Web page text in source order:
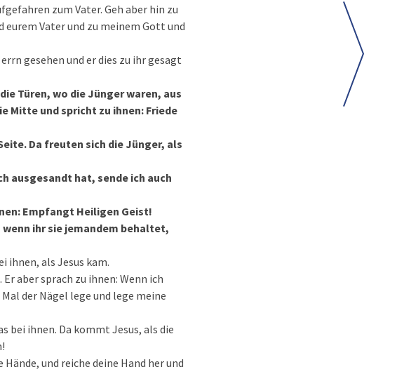
zum Vater. Geh aber hin zu
eurem Vater und zu meinem Gott und
gesehen und er dies zu ihr gesagt
Türen, wo die Jünger waren, aus
Mitte und spricht zu ihnen: Friede
Da freuten sich die Jünger, als
ausgesandt hat, sende ich auch
Empfangt Heiligen Geist!
wenn ihr sie jemandem behaltet,
ihnen, als Jesus kam.
aber sprach zu ihnen: Wenn ich
der Nägel lege und lege meine
bei ihnen. Da kommt Jesus, als die
und reiche deine Hand her und